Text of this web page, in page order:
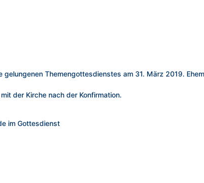
Themengottesdienstes am 31. März 2019.
der Kirche nach der Konfirmation.